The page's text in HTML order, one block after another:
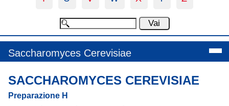
Saccharomyces Cerevisiae
SACCHAROMYCES CEREVISIAE
Preparazione H